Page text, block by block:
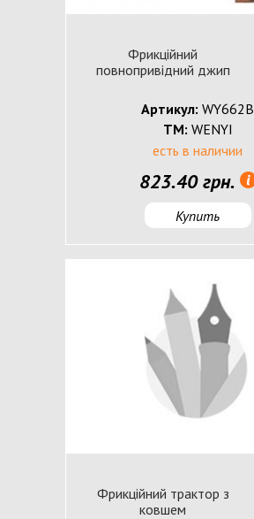
Фрикційний
повнопривідний джип
Артикул: WY662B
ТМ: WENYI
есть в наличии
823.40 грн.
Купить
Фрикційний трактор з
ковшем